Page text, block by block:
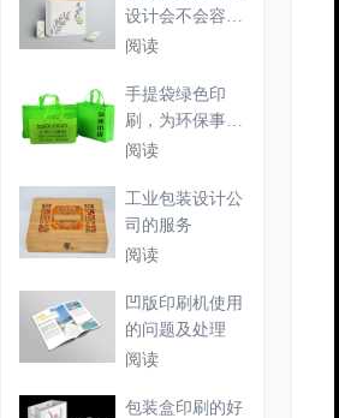
设计会不会容易
潮湿
阅读
手提袋绿色印
刷，为环保事业
助力
阅读
工业包装设计公
司的服务
阅读
凹版印刷机使用
的问题及处理
阅读
包装盒印刷的好